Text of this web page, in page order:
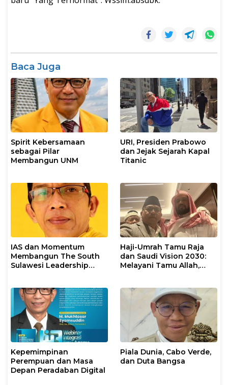
Baca Juga
Spirit Kebersamaan
sebagai Pilar
Membangun UNM
URI, Presiden Prabowo
dan Jejak Sejarah Kapal
Titanic
IAS dan Momentum
Membangun The South
Sulawesi Leadership
Haji-Umrah Tamu Raja
dan Saudi Vision 2030:
Melayani Tamu Allah,
Islam
Kepemimpinan
Perempuan dan Masa
Depan Peradaban Digital
Piala Dunia, Cabo Verde,
dan Duta Bangsa